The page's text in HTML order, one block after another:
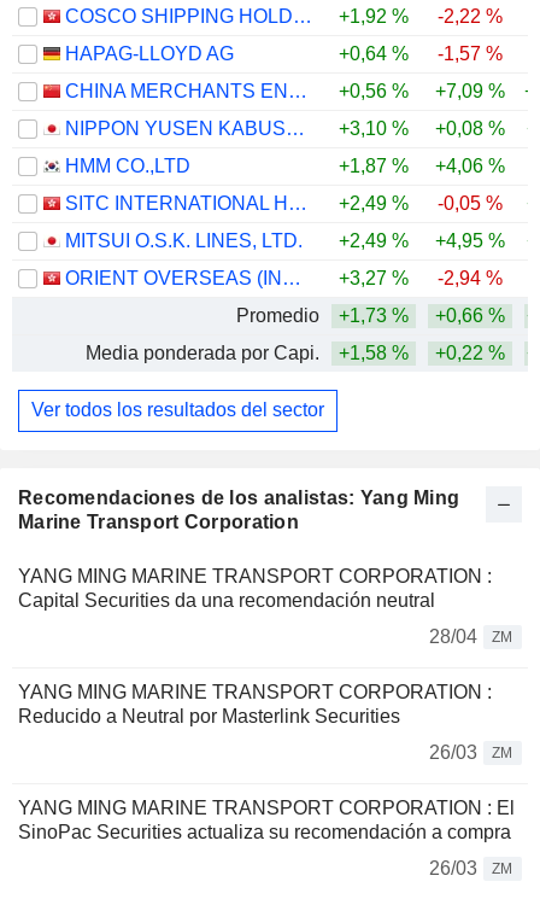
Recomendaciones de los analistas: Yang Ming
Marine Transport Corporation
YANG MING MARINE TRANSPORT CORPORATION :
Capital Securities da una recomendación neutral
28/04
ZM
YANG MING MARINE TRANSPORT CORPORATION :
Reducido a Neutral por Masterlink Securities
26/03
ZM
YANG MING MARINE TRANSPORT CORPORATION : El
SinoPac Securities actualiza su recomendación a compra
26/03
ZM
COSCO SHIPPING HOLDINGS CO., LTD.
+1,92 % -2,22 %
HAPAG-LLOYD AG
+0,64 % -1,57 %
CHINA MERCHANTS ENERGY SHIPPING CO., LTD.
+0,56 % +7,09 %
NIPPON YUSEN KABUSHIKI KAISHA
+3,10 % +0,08 %
HMM CO.,LTD
+1,87 % +4,06 %
SITC INTERNATIONAL HOLDINGS COMPANY LIMITED
+2,49 % -0,05 %
MITSUI O.S.K. LINES, LTD.
+2,49 % +4,95 %
ORIENT OVERSEAS (INTERNATIONAL) LIMITED
+3,27 % -2,94 %
Promedio
+1,73 % +0,66 %
Media ponderada por Capi.
+1,58 % +0,22 %
Ver todos los resultados del sector